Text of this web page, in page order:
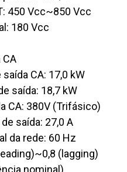
450 Vcc~850 Vcc
180 Vcc
CA
CA: 17,0 kW
saída: 18,7 kW
CA: 380V (Trifásico)
saída: 27,0 A
da rede: 60 Hz
(lagging)
nominal)